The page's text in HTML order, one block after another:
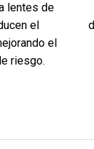
lentes de
el
el
riesgo.